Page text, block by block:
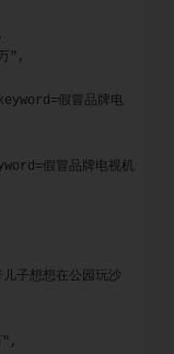
万",
假冒品牌电
假冒品牌电视机
",